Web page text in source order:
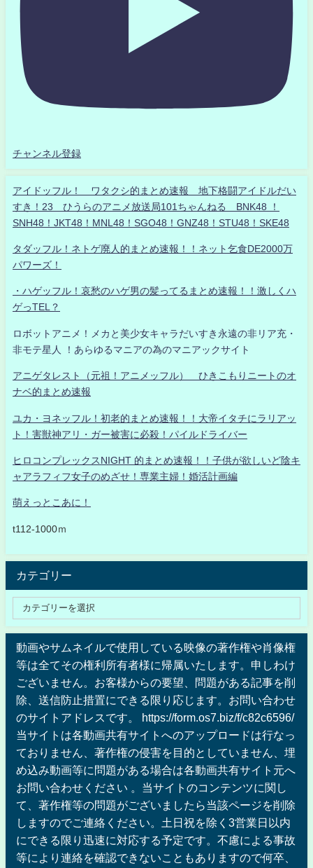
チャンネル登録
アイドッフル！ ワタクシ的まとめ速報 地下格闘アイドルだい
すき！23 ひうらのアニメ放送局101ちゃんねる BNK48 ！
SNH48！JKT48！MNL48！SGO48！GNZ48！STU48！SKE48
タダッフル！ネトゲ廃人的まとめ速報！！ネット乞食DE2000万
パワーズ！
・ハゲッフル！哀愁のハゲ男の髪ってるまとめ速報！！激しくハ
ゲっTEL？
ロボットアニメ！メカと美少女キャラだいすき永遠の非リア充・
非モテ星人 ！あらゆるマニアの為のマニアックサイト
アニゲタレスト（元祖！アニメッフル） ひきこもりニートのオ
ナベ的まとめ速報
ユカ・ヨネッフル！初老的まとめ速報！！大帝イタチにラリアッ
ト！害獣神アリ・ガー被害に必殺！パイルドライバー
ヒロコンプレックスNIGHT 的まとめ速報！！子供が欲しいど陰キ
ャアラフィフ女子のめざせ！専業主婦！婚活計画編
萌えっとこあに！
t112-1000ｍ
カテゴリー
動画やサムネイルで使用している映像の著作権や肖像権
等は全てその権利所有者様に帰属いたします。申しわけ
ございません。お客様からの要望、問題がある記事を削
除、送信防止措置にできる限り応じます。お問い合わせ
のサイトアドレスです。 https://form.os7.biz/f/c82c6596/
当サイトは各動画共有サイトへのアップロードは行なっ
ておりません、著作権の侵害を目的としていません、埋
め込み動画等に問題がある場合は各動画共有サイト元へ
お問い合わせください 。当サイトのコンテンツに関し
て、著作権等の問題がございましたら当該ページを削除
しますのでご連絡ください。土日祝を除く3営業日以内
にできる限り迅速に対応する予定です。不慮による事故
等により連絡を確認できないこともありますので何卒、